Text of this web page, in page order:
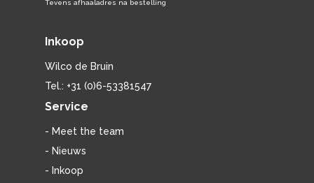
Tevens afhaaladres na bestelling
Inkoop
Wilco de Bruin
Tel.: +31 (0)6-53381547
Service
- Meet the team
- Nieuws
- Inkoop